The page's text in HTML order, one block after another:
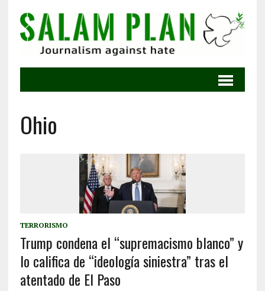
Ohio
TERRORISMO
Trump condena el “supremacismo blanco” y
lo califica de “ideología siniestra” tras el
atentado de El Paso